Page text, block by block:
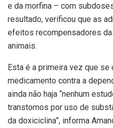
e da morfina – com
resultado, verificou que as
efeitos recompensadores
animais.
Esta é a primeira vez que
medicamento contra a
ainda não haja “nenhum
transtornos por uso de
da doxiciclina”, informa